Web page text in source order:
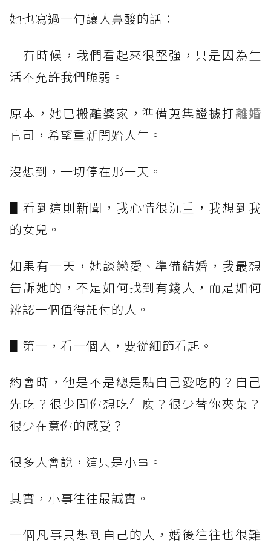
她也寫過一句讓人鼻酸的話：
「有時候，我們看起來很堅強，只是因為生
活不允許我們脆弱。」
原本，她已搬離婆家，準備蒐集證據打離婚
官司，希望重新開始人生。
沒想到，一切停在那一天。
▋看到這則新聞，我心情很沉重，我想到我
的女兒。
如果有一天，她談戀愛、準備結婚，我最想
告訴她的，不是如何找到有錢人，而是如何
辨認一個值得託付的人。
▋第一，看一個人，要從細節看起。
約會時，他是不是總是點自己愛吃的？自己
先吃？很少問你想吃什麼？很少替你夾菜？
很少在意你的感受？
很多人會說，這只是小事。
其實，小事往往最誠實。
一個凡事只想到自己的人，婚後往往也很難